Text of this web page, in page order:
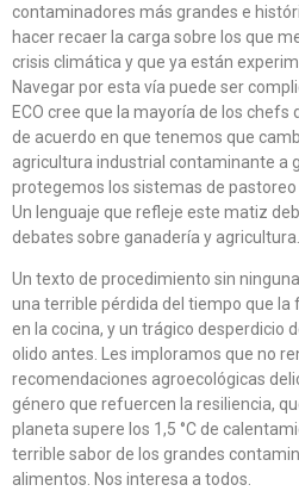
contaminadores más grandes e
hacer recaer la carga sobre los que
crisis climática y que ya están
Navegar por esta vía puede ser
ECO cree que la mayoría de los chefs
de acuerdo en que tenemos que
agricultura industrial contaminante a
protegemos los sistemas de pastoreo
Un lenguaje que refleje este matiz
debates sobre ganadería y agricultura.
Un texto de procedimiento sin
una terrible pérdida del tiempo que la
en la cocina, y un trágico desperdicio
olido antes. Les imploramos que no
recomendaciones agroecológicas
género que refuercen la resiliencia,
planeta supere los 1,5 °C de
terrible sabor de los grandes
alimentos. Nos interesa a todos.